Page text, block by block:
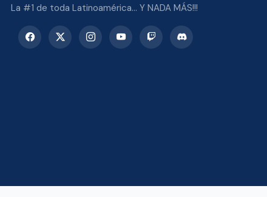
La #1 de toda Latinoamérica... Y NADA MÁS!!!